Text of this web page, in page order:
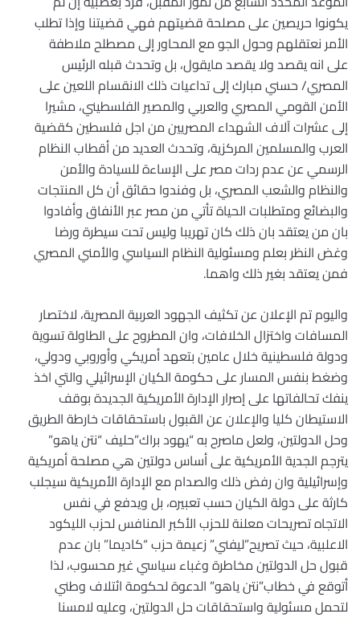
يكونوا حريصين على مصلحة قضيتهم فهي قضيتنا وإذا تطلب
الأمر نعتقلهم وحول الجو مع المحاور إلى مصطلح ملاطفة
على انه يقصد ولا يقصد مايقول، بل وتحدث قبله الرئيس
المصري/ حسني مبارك إلى تداعيات ذلك الانقسام اللعين على
الأمن القومي المصري والعربي والمصير الفلسطيني، مشيرا
إلى عشرات آلاف الشهداء المصريين من اجل فلسطين كقضية
العرب والمسلمين المركزية، وتحدث العديد من أقطاب النظام
الرسمي عن عدم ردات مصر على الإساءة للسيادة والأمن
والنظام والشعب المصري، بل وفندوا حقائق أن كل المنتجات
والبضائع ومتطلبات الحياة تأتي من مصر عبر الأنفاق وأفادوا
بان من يعتقد بان ذلك كان تهريبا وليس تحت سيطرة ورضا
وغض النظر بعلم ومسئولية النظام السياسي والأمني المصري
فمن يعتقد بغير ذلك واهما.
واليوم تم الإعلان عن تكثيف الجهود العربية المصرية، لاختصار
المسافات واختزال الخلافات، وان المطروح على الطاولة تسوية
ودولة فلسطينية خلال عامين بتعهد أمريكي وأوروبي ودولي،
وضغط بنفس المسار على حكومة الكيان الإسرائيلي والتي اخذ
ينفك تحالفاتها على إصرار الإدارة الأمريكية الجديدة بوقف
الاستيطان كليا والإعلان عن القبول باستحقاقات خارطة الطريق
وحل الدولتين، ولعل ماصرح به “يهود براك”حليف “نتن ياهو”
يترجم الجدية الأمريكية على أساس دولتين هي مصلحة أمريكية
وإسرائيلية وان رفض ذلك والصدام مع الإدارة الأمريكية سيجلب
كارثة على دولة الكيان حسب تعبيره، بل ويدفع في نفس
الاتجاه تصريحات معلنة للحزب الأكبر المنافس لحزب الليكود
الاعلبية، حيث تصريح”ليفني” زعيمة حزب “كاديما” بان عدم
قبول حل الدولتين مخاطرة وغباء سياسي غير محسوب، لذا
أتوقع في خطاب”نتن ياهو” الدعوة لحكومة ائتلاف وطني
لتحمل مسئولية واستحقاقات حل الدولتين، وعليه لامسنا